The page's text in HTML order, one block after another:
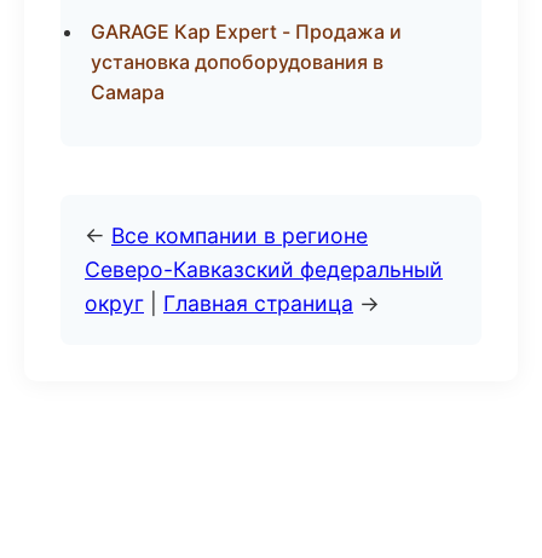
GARAGE Кар Expert - Продажа и
установка допоборудования в
Самара
← Все компании в регионе
Северо-Кавказский федеральный
округ
Главная страница →